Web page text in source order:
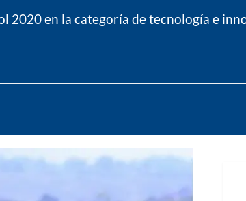
2020 en la categoría de tecnología e